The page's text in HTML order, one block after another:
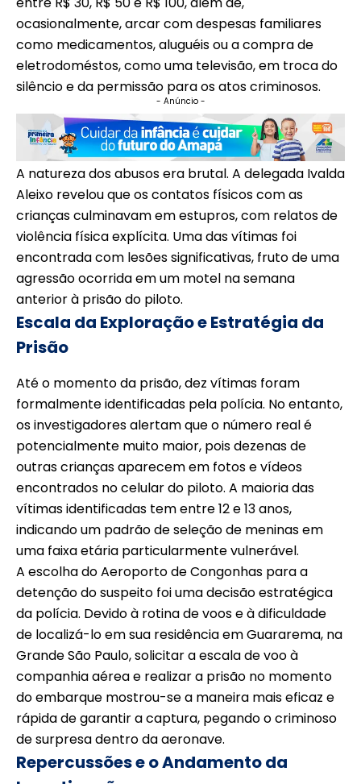
ocasionalmente, arcar com despesas familiares
como medicamentos, aluguéis ou a compra de
eletrodoméstos, como uma televisão, em troca do
silêncio e da permissão para os atos criminosos.
- Anúncio -
A natureza dos abusos era brutal. A delegada Ivalda
Aleixo revelou que os contatos físicos com as
crianças culminavam em estupros, com relatos de
violência física explícita. Uma das vítimas foi
encontrada com lesões significativas, fruto de uma
agressão ocorrida em um motel na semana
anterior à prisão do piloto.
Escala da Exploração e Estratégia da
Prisão
Até o momento da prisão, dez vítimas foram
formalmente identificadas pela polícia. No entanto,
os investigadores alertam que o número real é
potencialmente muito maior, pois dezenas de
outras crianças aparecem em fotos e vídeos
encontrados no celular do piloto. A maioria das
vítimas identificadas tem entre 12 e 13 anos,
indicando um padrão de seleção de meninas em
uma faixa etária particularmente vulnerável.
A escolha do Aeroporto de Congonhas para a
detenção do suspeito foi uma decisão estratégica
da polícia. Devido à rotina de voos e à dificuldade
de localizá-lo em sua residência em Guararema, na
Grande São Paulo, solicitar a escala de voo à
companhia aérea e realizar a prisão no momento
do embarque mostrou-se a maneira mais eficaz e
rápida de garantir a captura, pegando o criminoso
de surpresa dentro da aeronave.
Repercussões e o Andamento da